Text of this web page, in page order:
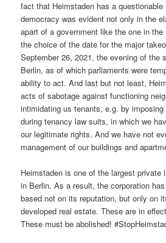
fact that Heimstaden has a questionable
democracy was evident not only in the
apart of a government like the one in
the choice of the date for the major
September 26, 2021, the evening of the
Berlin, as of which parliaments were
ability to act. And last but not least,
acts of sabotage against functioning
intimidating us tenants, e.g. by
during tenancy law suits, in which we
our legitimate rights. And we have not
management of our buildings and
Heimstaden is one of the largest private
in Berlin. As a result, the corporation
based not on its reputation, but only on
developed real estate. These are in
These must be abolished!